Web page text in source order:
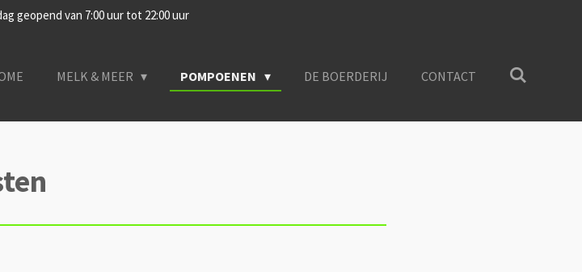
geopend van 7:00 uur tot 22:00 uur
MELK & MEER POMPOENEN DE BOERDERIJ CONTACT